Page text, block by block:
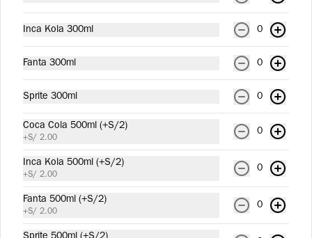
Bebidas
Agua San Luis Sin Gas 625
ml
Inca Kola 300ml 0
Fanta 300ml 0
Sprite 300ml 0
Coca Cola 500ml (+S/2)
+S/ 2.00
0
Inca Kola 500ml (+S/2)
+S/ 2.00
0
Fanta 500ml (+S/2)
+S/ 2.00
0